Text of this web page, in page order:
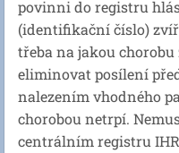
povinni do registru
(identifikační číslo)
třeba na jakou chorobu
eliminovat posílení
nalezením vhodného
chorobou netrpí.
centrálním registru